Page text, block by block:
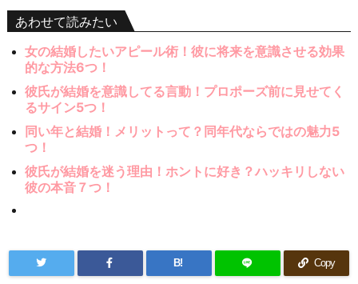
あわせて読みたい
女の結婚したいアピール術！彼に将来を意識させる効果
的な方法6つ！
彼氏が結婚を意識してる言動！プロポーズ前に見せてく
るサイン5つ！
同い年と結婚！メリットって？同年代ならではの魅力5
つ！
彼氏が結婚を迷う理由！ホントに好き？ハッキリしない
彼の本音７つ！
B! Copy